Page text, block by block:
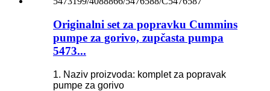
Originalni set za popravku Cummins
pumpe za gorivo, zupčasta pumpa
5473...
1. Naziv proizvoda: komplet za popravak
pumpe za gorivo